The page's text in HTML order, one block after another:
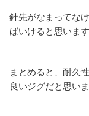
針先がなまってな
ばいけると思いま
まとめると、耐久
良いジグだと思いま